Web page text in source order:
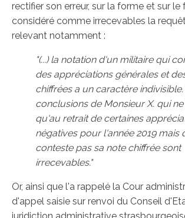
rectifier son erreur, sur la forme et sur le
considéré comme irrecevables la
relevant notamment :
"(...) la notation d'un militaire qui
des appréciations générales et
chiffrées a un caractère indivisible.
conclusions de Monsieur X. qui
qu'au retrait de certaines
négatives pour l'année 2019 mais
conteste pas sa note chiffrée sont
irrecevables."
Or, ainsi que l'a rappelé la Cour
d'appel saisie sur renvoi du Conseil